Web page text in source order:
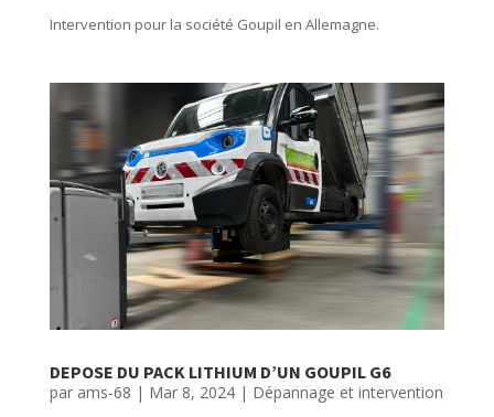
Intervention pour la société Goupil en Allemagne.
DEPOSE DU PACK LITHIUM D’UN GOUPIL G6
par ams-68 | Mar 8, 2024| Dépannage et intervention